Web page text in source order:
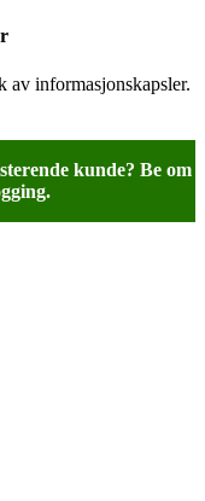
av informasjonskapsler.
kunde? Be om